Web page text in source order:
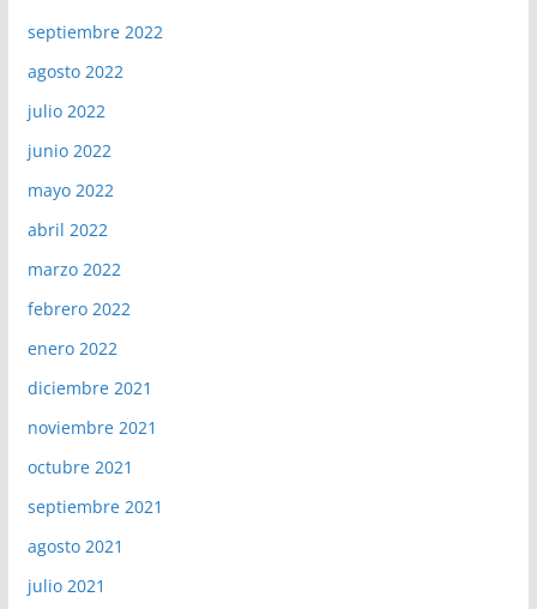
septiembre 2022
agosto 2022
julio 2022
junio 2022
mayo 2022
abril 2022
marzo 2022
febrero 2022
enero 2022
diciembre 2021
noviembre 2021
octubre 2021
septiembre 2021
agosto 2021
julio 2021